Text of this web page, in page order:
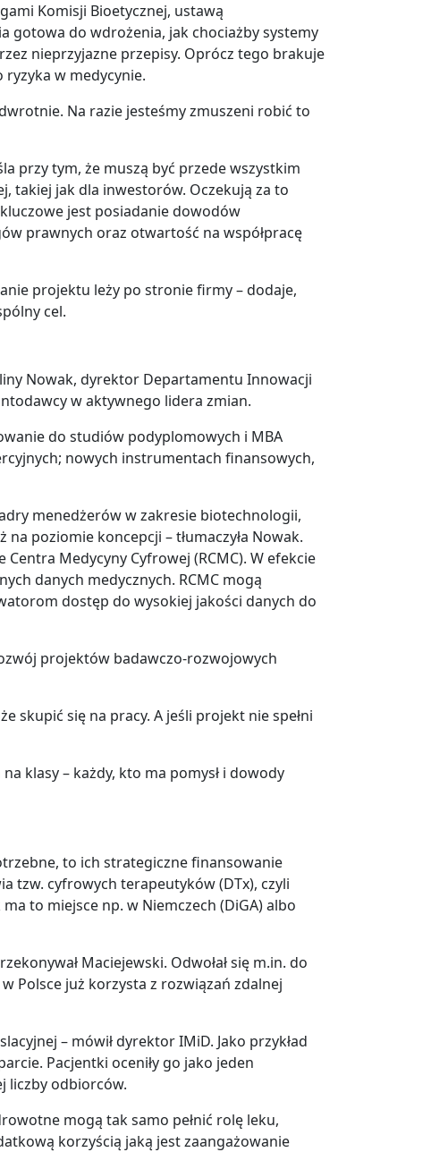
Komisji Bioetycznej, ustawą
gotowa do wdrożenia, jak chociażby systemy
nieprzyjazne przepisy. Oprócz tego brakuje
w medycynie.
Na razie jesteśmy zmuszeni robić to
przy tym, że muszą być przede wszystkim
takiej jak dla inwestorów. Oczekują za to
jest posiadanie dowodów
prawnych oraz otwartość na współpracę
projektu leży po stronie firmy – dodaje,
cel.
Nowak, dyrektor Departamentu Innowacji
w aktywnego lidera zmian.
do studiów podyplomowych i MBA
nowych instrumentach finansowych,
menedżerów w zakresie biotechnologii,
poziomie koncepcji – tłumaczyła Nowak.
Medycyny Cyfrowej (RCMC). W efekcie
danych medycznych. RCMC mogą
dostęp do wysokiej jakości danych do
projektów badawczo-rozwojowych
skupić się na pracy. A jeśli projekt nie spełni
klasy – każdy, kto ma pomysł i dowody
to ich strategiczne finansowanie
tzw. cyfrowych terapeutyków (DTx), czyli
to miejsce np. w Niemczech (DiGA) albo
Maciejewski. Odwołał się m.in. do
Polsce już korzysta z rozwiązań zdalnej
– mówił dyrektor IMiD. Jako przykład
Pacjentki oceniły go jako jeden
liczby odbiorców.
mogą tak samo pełnić rolę leku,
korzyścią jaką jest zaangażowanie